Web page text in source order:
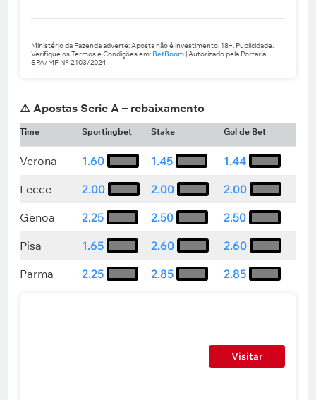
Ministério da Fazenda adverte: Aposta não é investimento. 18+. Publicidade.
Verifique os Termos e Condições em: BetBoom| Autorizado pela Portaria
SPA/MF Nº 2.103/2024
⚠️ Apostas Serie A – rebaixamento
Time Sportingbet Stake Gol de Bet
Verona 1.60 1.45
1.44
Lecce
2.00 2.00
2.00
Genoa
2.25 2.50
2.50
Pisa
1.65 2.60
2.60
Parma
2.25 2.85 2.85
Visitar